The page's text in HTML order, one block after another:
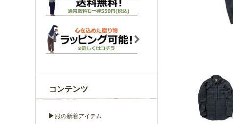
コンテンツ
▶ 服の新着アイテム